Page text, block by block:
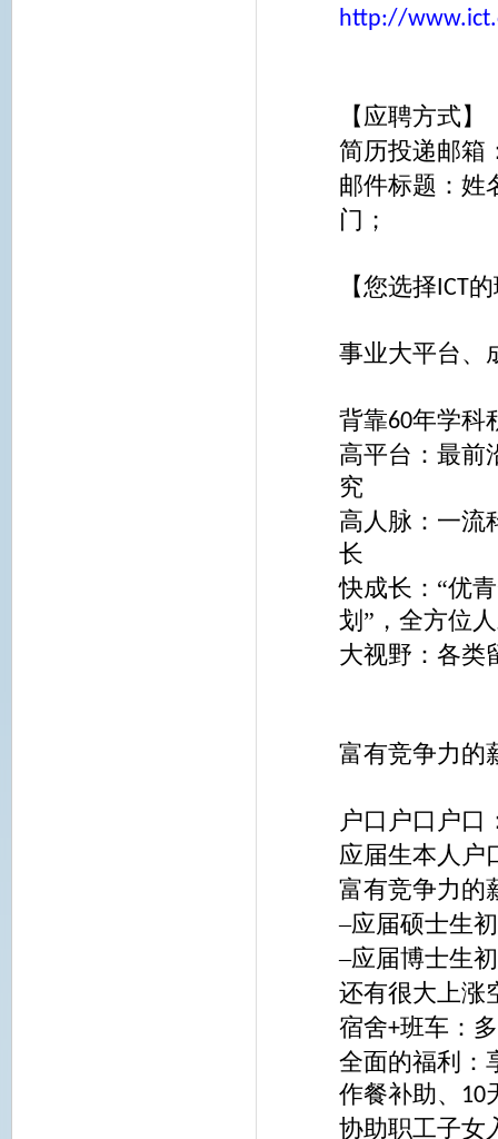
http://
【应聘方式】
简历投递邮箱
邮件标题：姓
门；
【您选择ICT
事业大平台、
背靠60年学科
高平台：最前
究
高人脉：一流
长
快成长：“优
划”，全方位
大视野：各类
富有竞争力的
户口户口户口
应届生本人户
富有竞争力的
–应届硕士生
–应届博士生
还有很大上涨
宿舍+班车：
全面的福利：
作餐补助、
10
协助职工子女